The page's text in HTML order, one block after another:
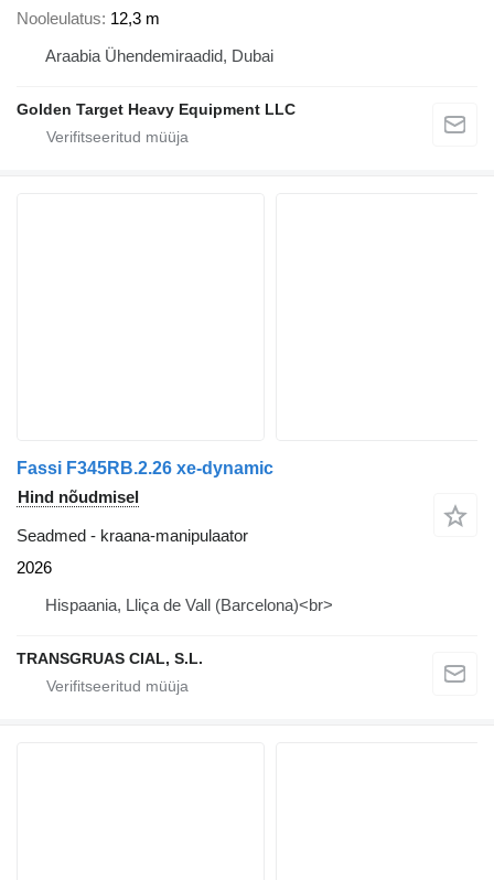
Nooleulatus 12,3 m
Araabia Ühendemiraadid, Dubai
Golden Target Heavy Equipment LLC
Fassi F345RB.2.26 xe-dynamic
Hind nõudmisel
Seadmed - kraana-manipulaator
2026
Hispaania, Lliça de Vall (Barcelona)<br>
TRANSGRUAS CIAL, S.L.